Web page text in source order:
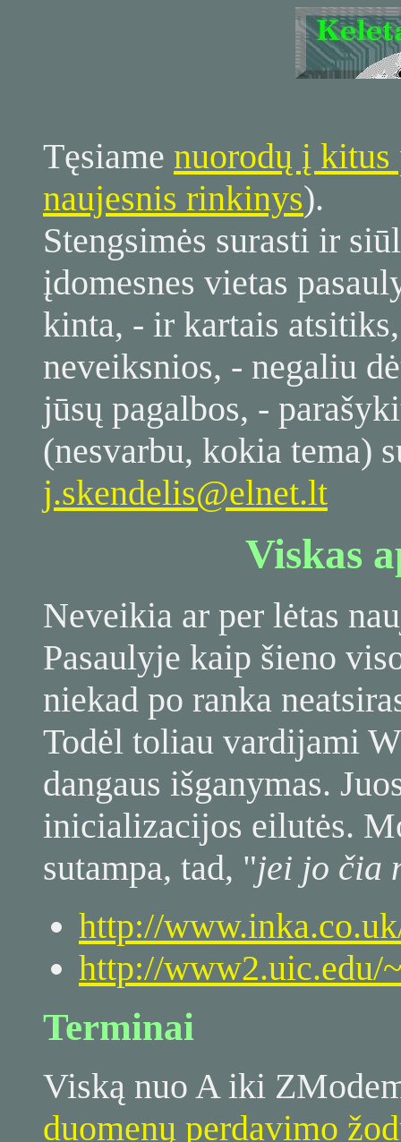
Tęsiame nuorodų į
naujesnis rinkinys).
Stengsimės surasti ir
įdomesnes vietas
kinta, - ir kartais
neveiksnios, - negaliu
jūsų pagalbos, -
(nesvarbu, kokia tema)
j.skendelis@elnet.lt
Viskas
Neveikia ar per lėtas
Pasaulyje kaip šieno
niekad po ranka
Todėl toliau vardijami
dangaus išganymas.
inicializacijos eilutės.
sutampa, tad, "jei jo čia
http://
http://www2.uic.edu/
Terminai
Viską nuo A iki
duomenų perdavimo